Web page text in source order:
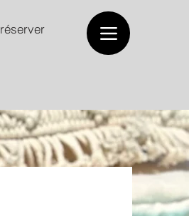
réserver